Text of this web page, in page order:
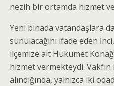
nezih bir ortamda hizmet
Yeni binada vatandaşlara
sunulacağını ifade eden
ilçemize ait Hükümet
hizmet vermekteydi.
alındığında, yalnızca iki